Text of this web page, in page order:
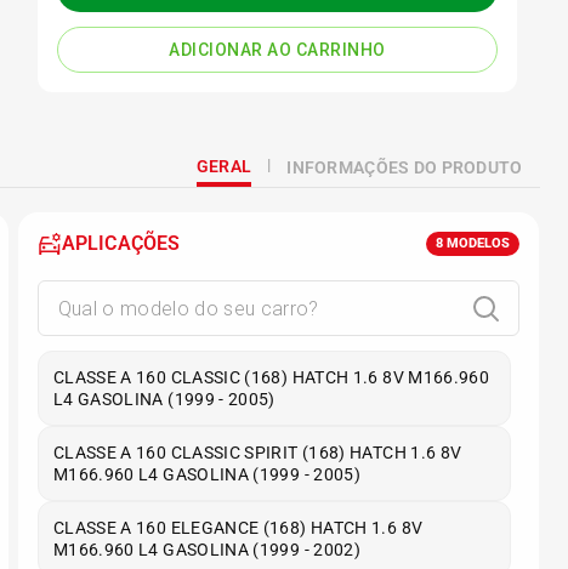
ADICIONAR AO CARRINHO
GERAL INFORMAÇÕES DO PRODUTO
APLICAÇÕES 8 MODELOS
CLASSE A 160 CLASSIC (168) HATCH 1.6 8V M166.960
L4 GASOLINA (1999 - 2005)
CLASSE A 160 CLASSIC SPIRIT (168) HATCH 1.6 8V
M166.960 L4 GASOLINA (1999 - 2005)
CLASSE A 160 ELEGANCE (168) HATCH 1.6 8V
M166.960 L4 GASOLINA (1999 - 2002)